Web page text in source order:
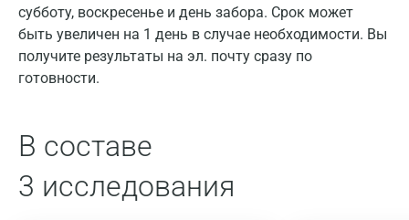
субботу, воскресенье и день забора. Срок может
быть увеличен на 1 день в случае необходимости. Вы
получите результаты на эл. почту сразу по
готовности.
В составе
3 исследования